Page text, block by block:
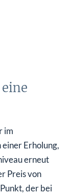
im
Erholung,
erneut
Preis von
der bei